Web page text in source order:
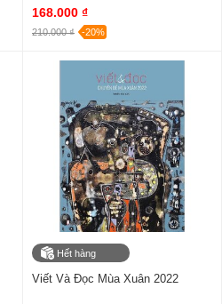
168.000 ₫
210.000 ₫ -20%
Hết hàng
Viết Và Đọc Mùa Xuân 2022